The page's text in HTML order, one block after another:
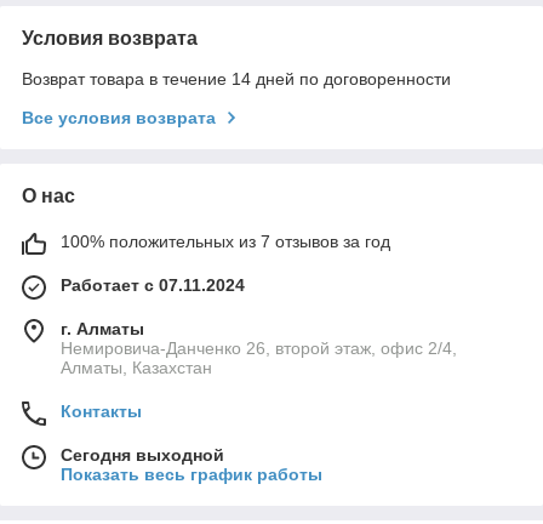
Условия возврата
Возврат товара в течение 14 дней по договоренности
Все условия возврата
О нас
100% положительных из 7 отзывов за год
Работает с 07.11.2024
г. Алматы
Немировича-Данченко 26, второй этаж, офис 2/4,
Алматы, Казахстан
Контакты
Сегодня выходной
Показать весь график работы